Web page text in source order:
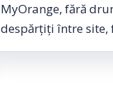
MyOrange, fără
despărțiți între